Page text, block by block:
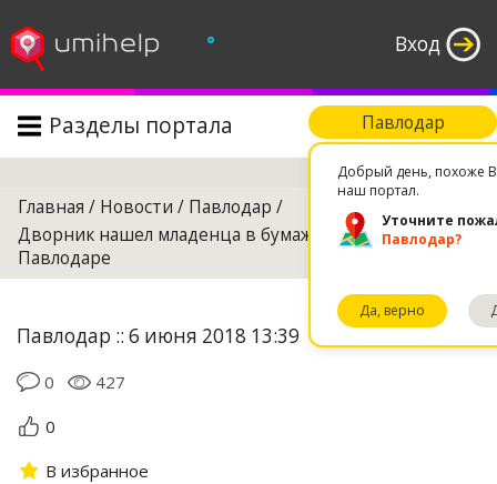
Вход
°
Павлодар
Добрый день, похоже
наш портал.
Уточните
Павлодар?
Да, верно
Разделы портала Поиск
Главная / Новости / Павлодар /
Дворник нашел младенца в бумажном пакете в
Павлодаре
Павлодар :: 6 июня 2018 13:39
0
427
0
В избранное